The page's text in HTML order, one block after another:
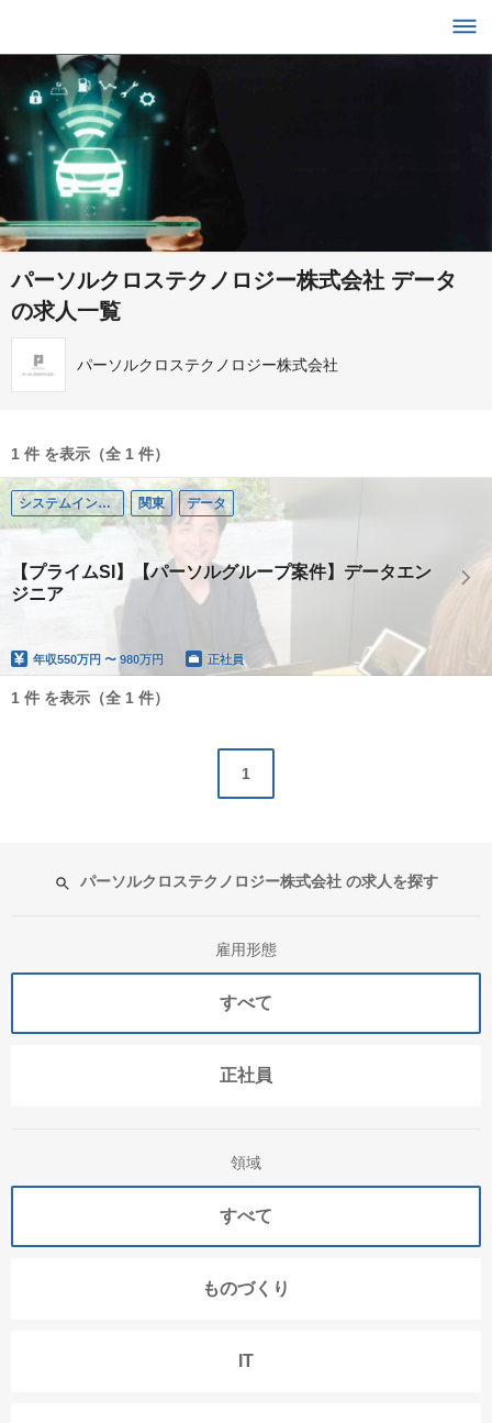
パーソルクロステクノロジー株式会社 データ
の求人一覧
パーソルクロステクノロジー株式会社
1 件 を表示（全 1 件）
システムインテグレーション 関東 データ
【プライムSI】【パーソルグループ案件】データエン
ジニア
年収550万円 〜 980万円 正社員
1 件 を表示（全 1 件）
1
パーソルクロステクノロジー株式会社 の求人を探す
雇用形態
すべて
正社員
領域
すべて
ものづくり
IT